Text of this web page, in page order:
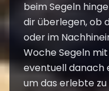
beim Segeln
dir überlegen, ob
oder im
Woche Segeln
eventuell danach
um das erlebte